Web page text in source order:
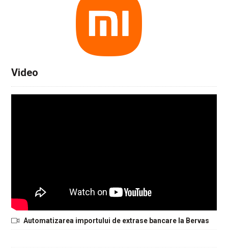
Video
Automatizarea importului de extrase bancare la Bervas